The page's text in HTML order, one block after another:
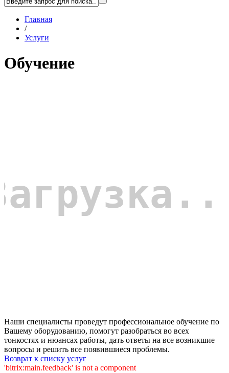
Главная
/
Услуги
Обучение
Наши специалисты проведут профессиональное обучение по
Вашему оборудованию, помогут разобраться во всех
тонкостях и нюансах работы, дать ответы на все возникшие
вопросы и решить все появившиеся проблемы.
Возврат к списку услуг
'bitrix:main.feedback' is not a component